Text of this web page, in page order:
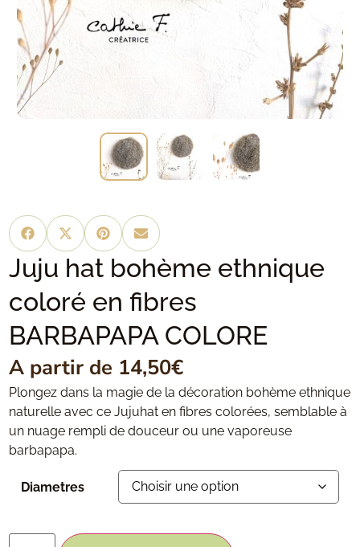
Juju hat bohème ethnique
coloré en fibres
BARBAPAPA COLORE
A partir de 14,50€
Plongez dans la magie de la décoration bohème ethnique
naturelle avec ce Jujuhat en fibres colorées, semblable à
un nuage rempli de douceur ou une vaporeuse
barbapapa.
Diametres